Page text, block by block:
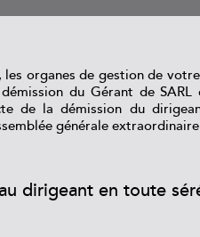
les organes de gestion de
du Gérant de
de la démission du
générale
dirigeant en toute